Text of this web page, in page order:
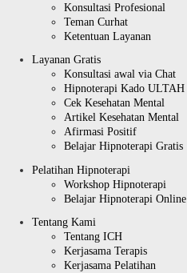
Konsultasi Profesional
Teman Curhat
Ketentuan Layanan
Layanan Gratis
Konsultasi awal via Chat
Hipnoterapi Kado ULTAH
Cek Kesehatan Mental
Artikel Kesehatan Mental
Afirmasi Positif
Belajar Hipnoterapi Gratis
Pelatihan Hipnoterapi
Workshop Hipnoterapi
Belajar Hipnoterapi Online
Tentang Kami
Tentang ICH
Kerjasama Terapis
Kerjasama Pelatihan